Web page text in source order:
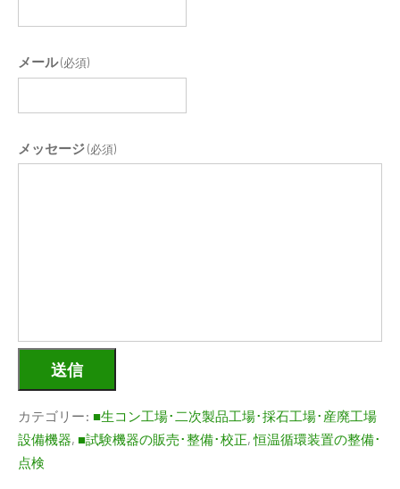
メール(必須)
メッセージ(必須)
送信
カテゴリー: ■生コン工場･二次製品工場･採石工場･産廃工場
設備機器, ■試験機器の販売･整備･校正,恒温循環装置の整備･
点検